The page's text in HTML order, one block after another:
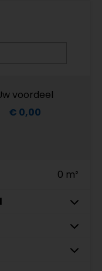
voordeel
€ 0,00
0 m²
Aantal
99 Meter